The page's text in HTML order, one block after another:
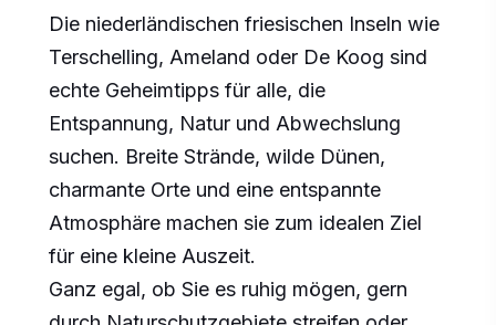
Die niederländischen friesischen Inseln wie
Terschelling, Ameland oder De Koog sind
echte Geheimtipps für alle, die
Entspannung, Natur und Abwechslung
suchen. Breite Strände, wilde Dünen,
charmante Orte und eine entspannte
Atmosphäre machen sie zum idealen Ziel
für eine kleine Auszeit.
Ganz egal, ob Sie es ruhig mögen, gern